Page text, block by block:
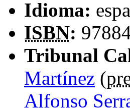
Idioma:
ISBN:
Tribunal
Martínez (
Alfonso